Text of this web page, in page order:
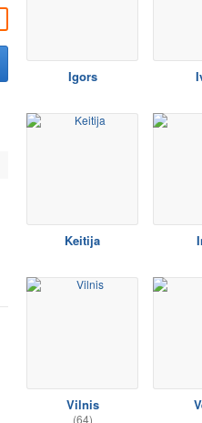
Igors
Keitija
Vilnis
(64)